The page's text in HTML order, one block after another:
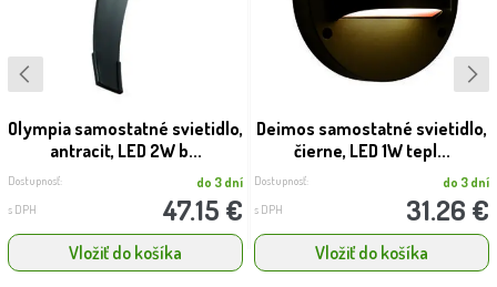
Olympia samostatné svietidlo,
antracit, LED 2W b...
Dostupnosť: do 3 dní
s DPH 47.15 €
Vložiť do košíka
Deimos samostatné svietidlo,
čierne, LED 1W tepl...
Dostupnosť: do 3 dní
s DPH 31.26 €
Vložiť do košíka